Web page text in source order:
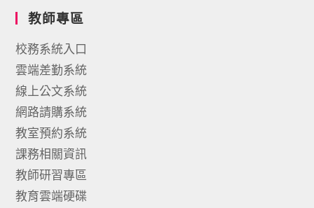
教師專區
校務系統入口
雲端差勤系統
線上公文系統
網路請購系統
教室預約系統
課務相關資訊
教師研習專區
教育雲端硬碟